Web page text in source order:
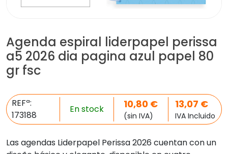
Agenda espiral liderpapel perissa
a5 2026 dia pagina azul papel 80
gr fsc
REFª:
173188
En stock 10,80 €
(sin IVA)
13,07 €
IVA Incluido
Las agendas Liderpapel Perissa 2026 cuentan con un